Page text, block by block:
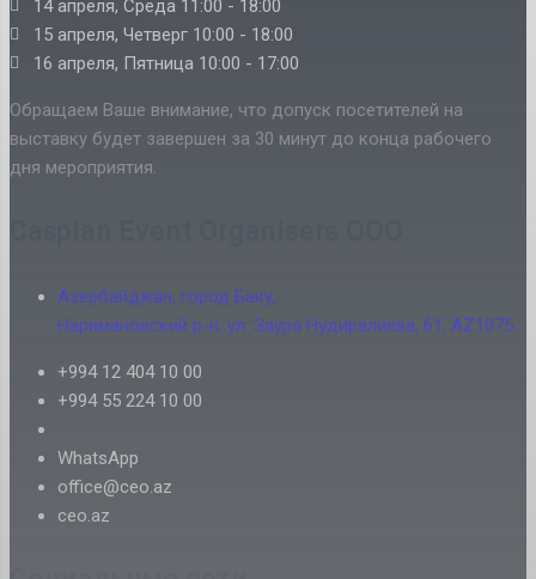
14 апреля, Среда 11:00 - 18:00
15 апреля, Четверг 10:00 - 18:00
16 апреля, Пятница 10:00 - 17:00
Обращаем Ваше внимание, что допуск посетителей на
выставку будет завершен за 30 минут до конца рабочего
дня мероприятия.
Азербайджан, город Баку,
Наримановский р-н, ул. Заура Нудиралиева, 61, AZ1075
+994 12 404 10 00
+994 55 224 10 00
WhatsApp
office@ceo.az
ceo.az